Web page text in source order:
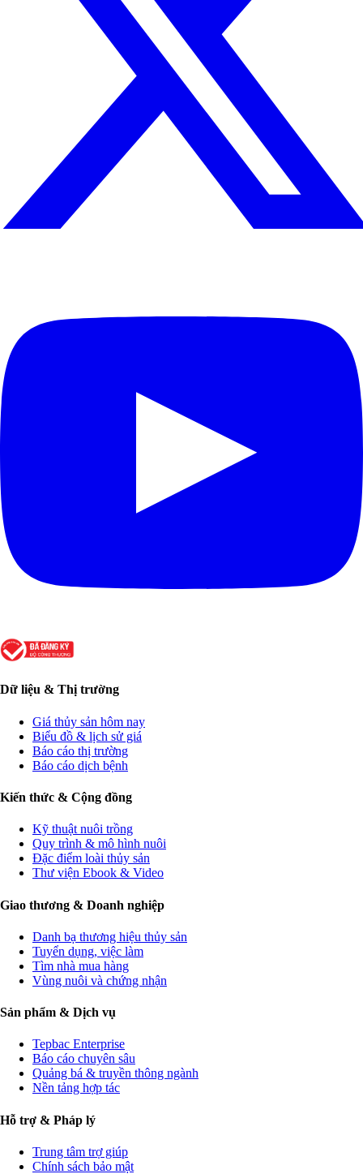
Dữ liệu & Thị trường
Giá thủy sản hôm nay
Biểu đồ & lịch sử giá
Báo cáo thị trường
Báo cáo dịch bệnh
Kiến thức & Cộng đồng
Kỹ thuật nuôi trồng
Quy trình & mô hình nuôi
Đặc điểm loài thủy sản
Thư viện Ebook & Video
Giao thương & Doanh nghiệp
Danh bạ thương hiệu thủy sản
Tuyển dụng, việc làm
Tìm nhà mua hàng
Vùng nuôi và chứng nhận
Sản phẩm & Dịch vụ
Tepbac Enterprise
Báo cáo chuyên sâu
Quảng bá & truyền thông ngành
Nền tảng hợp tác
Hỗ trợ & Pháp lý
Trung tâm trợ giúp
Chính sách bảo mật